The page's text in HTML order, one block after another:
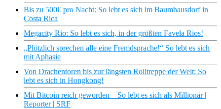
Bis zu 500€ pro Nacht: So lebt es sich im Baumhausdorf in
Costa Rica
Megacity Rio: So lebt es sich, in der größten Favela Rios!
„Plötzlich sprechen alle eine Fremdsprache!“ So lebt es sich
mit Aphasie
Von Drachentoren bis zur längsten Rolltreppe der Welt: So
lebt es sich in Hongkong!
Mit Bitcoin reich geworden – So lebt es sich als Millionär |
Reporter | SRF